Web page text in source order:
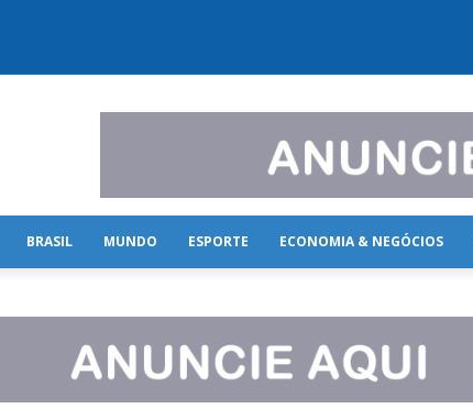
BRASIL MUNDO ESPORTE ECONOMIA & NEGÓCIOS